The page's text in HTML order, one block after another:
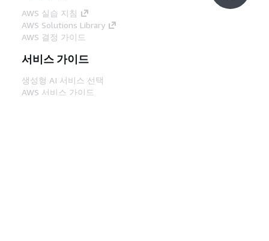
AWS 실습 지침
AWS Solutions Library
AWS 결정 가이드
서비스 가이드
생성형 AI 서비스 선택
AWS 서비스 가이드